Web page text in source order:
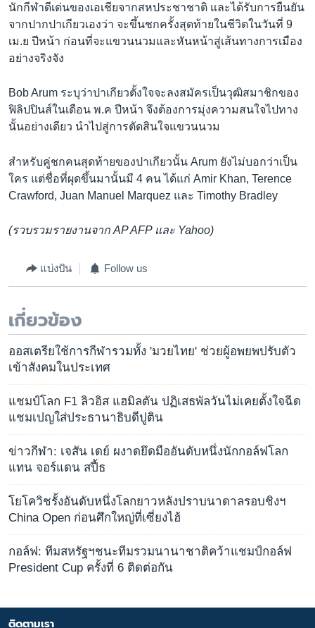
นักกีฬาดีเด่นของเอเชียจากสหประชาชาติ และได้รับการยืนยัน
จากปากปาเกียวเองว่า จะขึ้นชกครั้งสุดท้ายในชีวิตในวันที่ 9
เม.ย ปีหน้า ก่อนที่จะแขวนนวมและหันหน้าสู่เส้นทางการเมือง
อย่างจริงจัง
Bob Arum ระบุว่าปาเกียวตั้งใจจะลงสมัครเป็นวุฒิสมาชิกของ
ฟิลิปปินส์ในเดือน พ.ค ปีหน้า จึงต้องการมุ่งความสนใจไปทาง
นั้นอย่างเดียว นำไปสู่การตัดสินใจแขวนนวม
สำหรับคู่ชกคนสุดท้ายของปาเกียวนั้น Arum ยังไม่บอกว่าเป็น
ใคร แต่ชื่อที่ผุดขึ้นมานั้นมี 4 คน ได้แก่ Amir Khan, Terence
Crawford, Juan Manuel Marquez และ Timothy Bradley
(รวบรวมรายงานจาก AP AFP และ Yahoo)
แบ่งปัน Follow us
เกี่ยวข้อง
ออสเตรียใช้การกีฬารวมทั้ง 'มวยไทย' ช่วยผู้อพยพปรับตัว
เข้าสังคมในประเทศ
แชมป์โลก F1 ลิวอิส แฮมิลตัน ปฏิเสธพัลวันไม่เคยตั้งใจฉีด
แชมเปญใส่ประธานาธิบดีปูติน
ข่าวกีฬา: เจสัน เดย์ ผงาดยึดมืออันดับหนึ่งนักกอล์ฟโลก
แทน จอร์แดน สปี้ธ
โยโควิชรั้งอันดับหนึ่งโลกยาวหลังปราบนาดาลรอบชิงฯ
China Open ก่อนศึกใหญ่ที่เซี่ยงไฮ้
กอล์ฟ: ทีมสหรัฐฯชนะทีมรวมนานาชาติคว้าแชมป์กอล์ฟ
President Cup ครั้งที่ 6 ติดต่อกัน
ติดตามเรา